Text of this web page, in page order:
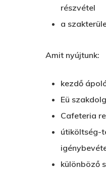
részvétel
a
Amit nyújtunk:
kezdő
Eü
Cafeteria
útiköltség-
különböző